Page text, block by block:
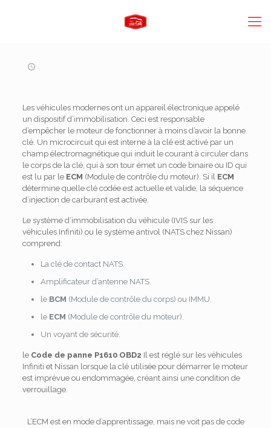
Les véhicules modernes ont un appareil électronique appelé
un dispositif d’immobilisation. Ceci est responsable
d’empêcher le moteur de fonctionner à moins d’avoir la bonne
clé. Un microcircuit qui est interne à la clé est activé par un
champ électromagnétique qui induit le courant à circuler dans
le corps de la clé, qui à son tour émet un code binaire ou ID qui
est lu par le ECM (Module de contrôle du moteur). Si il ECM
détermine quelle clé codée est actuelle et valide, la séquence
d’injection de carburant est activée.
Le système d’immobilisation du véhicule (IVIS sur les
véhicules Infiniti) ou le système antivol (NATS chez Nissan)
comprend:
La clé de contact NATS.
Amplificateur d’antenne NATS.
le BCM (Module de contrôle du corps) ou IMMU.
le ECM (Module de contrôle du moteur).
Un voyant de sécurité.
le Code de panne P1610 OBD2 Il est réglé sur les véhicules
Infiniti et Nissan lorsque la clé utilisée pour démarrer le moteur
est imprévue ou endommagée, créant ainsi une condition de
verrouillage.
L’ECM est en mode d’apprentissage, mais ne voit pas de code